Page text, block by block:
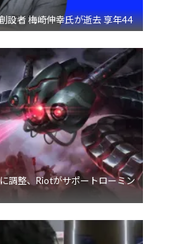
設者 梅崎伸幸氏が逝去 享年44
調整、Riotがサポートローミン